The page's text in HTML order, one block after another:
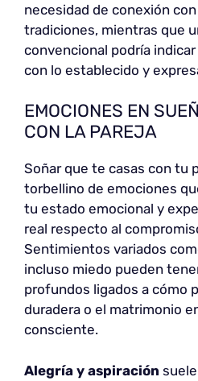
necesidad de conexión
tradiciones, mientras que
convencional podría
con lo establecido y
EMOCIONES EN
CON LA PAREJA
Soñar que te casas con tu
torbellino de emociones
tu estado emocional y
real respecto al
Sentimientos variados
incluso miedo pueden
profundos ligados a cómo
duradera o el matrimonio
consciente.
Alegría y aspiración